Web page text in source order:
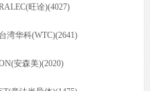
旺诠)(4027)
台湾华科(WTC)(2641)
安森美)(2020)